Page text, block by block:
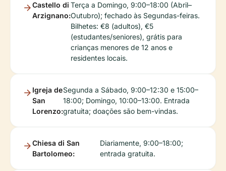
Castello di
Arzignano:
Terça a Domingo, 9:00–18:00 (Abril–
Outubro); fechado às Segundas-feiras.
Bilhetes: €8 (adultos), €5
(estudantes/seniores), grátis para
crianças menores de 12 anos e
residentes locais.
Igreja de
San
Lorenzo:
Segunda a Sábado, 9:00–12:30 e 15:00–
18:00; Domingo, 10:00–13:00. Entrada
gratuita; doações são bem-vindas.
Chiesa di San
Bartolomeo:
Diariamente, 9:00–18:00;
entrada gratuita.